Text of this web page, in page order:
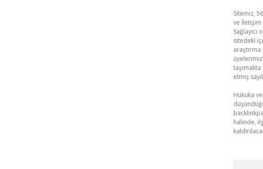
Sitemiz,
ve İletişim
sitedeki
etmiş
Hukuka
halinde,